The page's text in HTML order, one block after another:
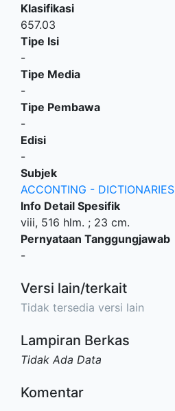
Klasifikasi
657.03
Tipe Isi
-
Tipe Media
-
Tipe Pembawa
-
Edisi
-
Subjek
ACCONTING - DICTIONARIES
Info Detail Spesifik
viii, 516 hlm. ; 23 cm.
Pernyataan Tanggungjawab
-
Versi lain/terkait
Tidak tersedia versi lain
Lampiran Berkas
Tidak Ada Data
Komentar